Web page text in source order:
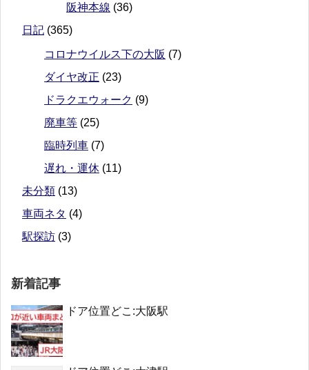
阪神本線 (36)
日記 (365)
コロナウイルス下の大阪 (7)
ダイヤ改正 (23)
ドラクエウォーク (9)
廃車等 (25)
臨時列車 (7)
遅れ・運休 (11)
未分類 (13)
車両ネタ (4)
駅探訪 (3)
新着記事
ドア位置どこ:大阪駅